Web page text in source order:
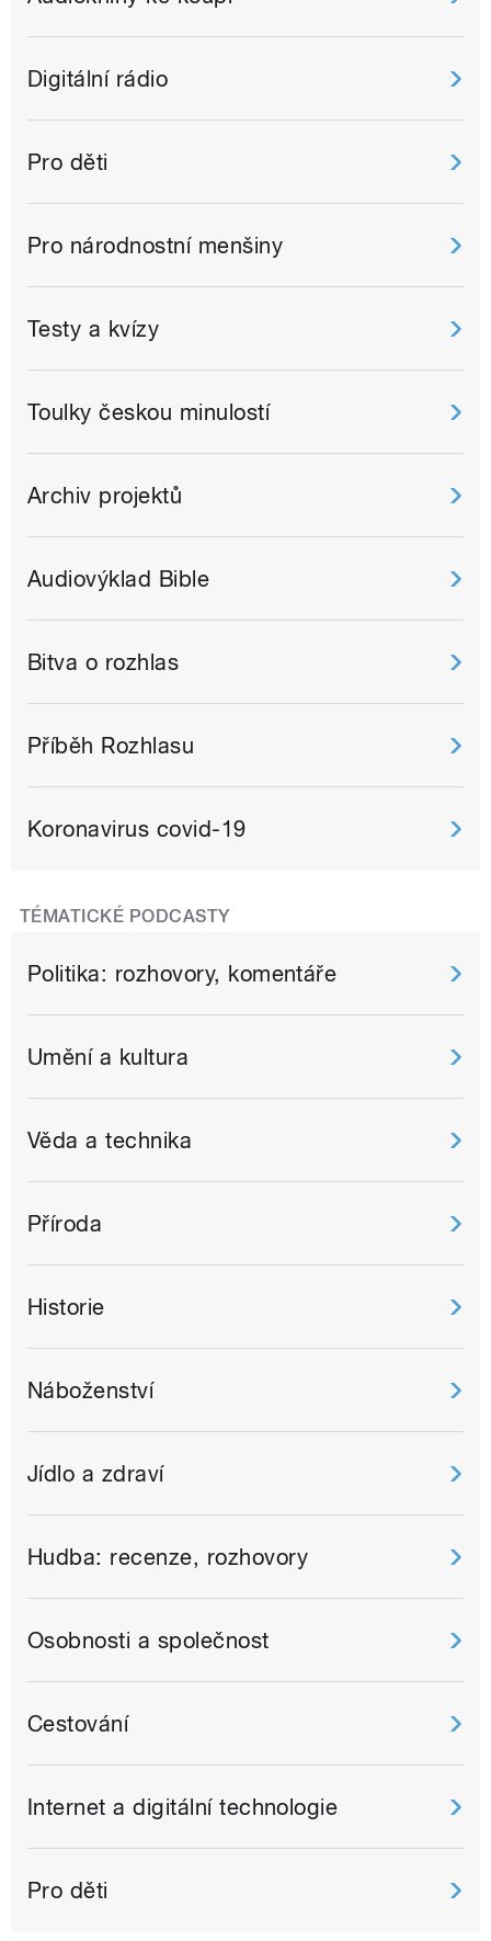
Digitální rádio
Pro děti
Pro národnostní menšiny
Testy a kvízy
Toulky českou minulostí
Archiv projektů
Audiovýklad Bible
Bitva o rozhlas
Příběh Rozhlasu
Koronavirus covid-19
TÉMATICKÉ PODCASTY
Politika: rozhovory, komentáře
Umění a kultura
Věda a technika
Příroda
Historie
Náboženství
Jídlo a zdraví
Hudba: recenze, rozhovory
Osobnosti a společnost
Cestování
Internet a digitální technologie
Pro děti